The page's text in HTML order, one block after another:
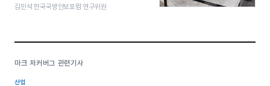
김민석 한국국방안보포럼 연구위원
마크 저커버그 관련기사
산업